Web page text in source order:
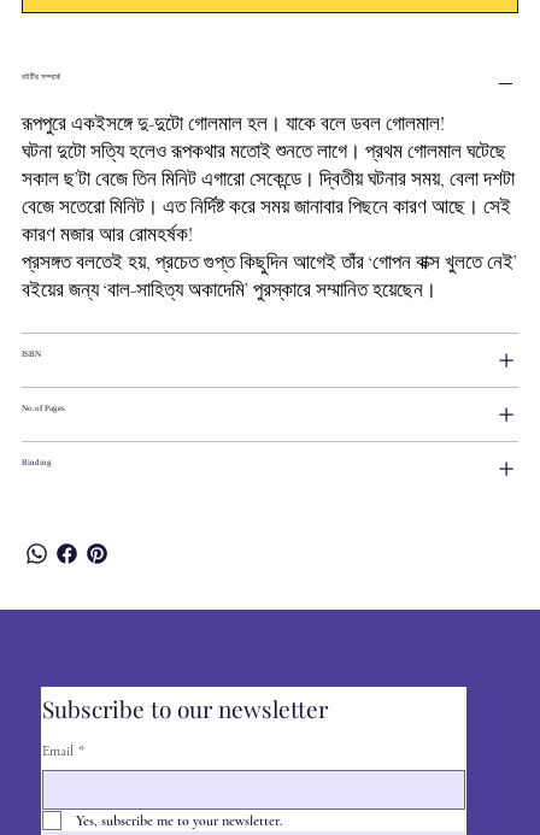
বইটির সম্পর্কে
রূপপুরে একইসঙ্গে দু-দুটো গোলমাল হল। যাকে বলে ডবল গোলমাল!
ঘটনা দুটো সত্যি হলেও রূপকথার মতোই শুনতে লাগে। প্রথম গোলমাল ঘটেছে
সকাল ছ’টা বেজে তিন মিনিট এগারো সেকেন্ডে। দ্বিতীয় ঘটনার সময়, বেলা দশটা
বেজে সতেরো মিনিট। এত নির্দিষ্ট করে সময় জানাবার পিছনে কারণ আছে। সেই
কারণ মজার আর রোমহর্ষক!
প্রসঙ্গত বলতেই হয়, প্রচেত গুপ্ত কিছুদিন আগেই তাঁর ‘গোপন বাক্স খুলতে নেই’
বইয়ের জন্য ‘বাল-সাহিত্য অকাদেমি’ পুরস্কারে সম্মানিত হয়েছেন।
ISBN
No.of Pages
Binding
Subscribe to our newsletter
Email *
Yes, subscribe me to your newsletter.